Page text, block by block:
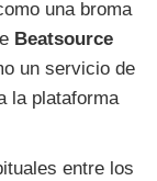
una broma
Beatsource
un servicio de
la plataforma
entre los